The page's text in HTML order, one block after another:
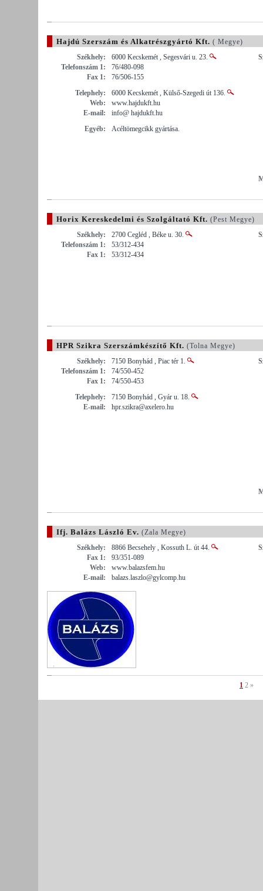
Hajdú Szerszám és Alkatrészgyártó Kft. ( Megye)
Székhely:
6000 Kecskemét , Segesvári u. 23.
Telefonszám 1:
76/480-098
Fax 1:
76/506-155
Telephely:
6000 Kecskemét , Külső-Szegedi út 136.
Web:
www.hajdukft.hu
E-mail:
info@ hajdukft.hu
Egyéb:
Acéltömegcikk gyártása.
Horix Kereskedelmi és Szolgáltató Kft. (Pest Megye)
Székhely:
2700 Cegléd , Béke u. 30.
Telefonszám 1:
53/312-434
Fax 1:
53/312-434
HPR Szikra Szerszámkészítő Kft. (Tolna Megye)
Székhely:
7150 Bonyhád , Piac tér 1.
Telefonszám 1:
74/550-452
Fax 1:
74/550-453
Telephely:
7150 Bonyhád , Gyár u. 18.
E-mail:
hpr.szikra@axelero.hu
Ifj. Balázs László Ev. (Zala Megye)
Székhely:
8866 Becsehely , Kossuth L. út 44.
Fax 1:
93/351-089
Web:
www.balazsfem.hu
E-mail:
balazs.laszlo@gylcomp.hu
1 2 »